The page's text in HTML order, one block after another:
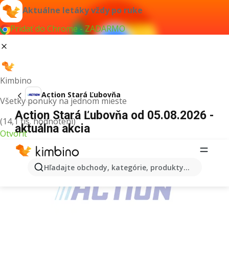
Aktuálne letáky vždy po ruke
Pridať do Chrome - ZADARMO
Kimbino
Všetky ponuky na jednom mieste
(14,1 tis. hodnotení)
Otvoriť
Hľadajte obchody, kategórie, produkty...
Action Stará Ľubovňa
Action Stará Ľubovňa od 05.08.2026 -
aktuálna akcia